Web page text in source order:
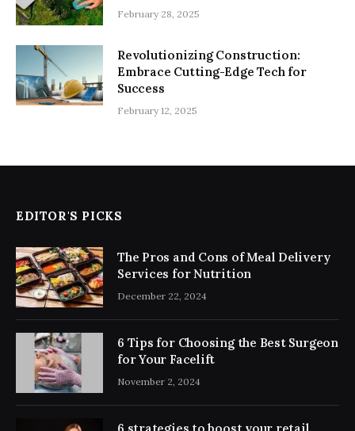
February 28, 2025
Revolutionizing Construction:
Embrace Cutting-Edge Tech for
Success
February 12, 2025
EDITOR'S PICKS
The Pros and Cons of Meal Delivery
Services for Nutrition
December 22, 2024
6 Tips for Choosing the Best Surgeon
for Your Facelift
November 2, 2024
6 strategies to boost your retail